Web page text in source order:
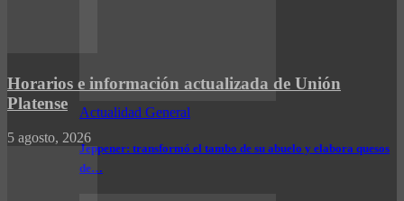
Actualidad General
Jeppener: transformó el tambo de su abuelo y elabora quesos
de…
Horarios e información actualizada de Unión
Platense
5 agosto, 2026